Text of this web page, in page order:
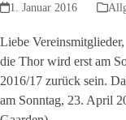
1. Januar 2016
Liebe Vereinsmitglieder,
die Thor wird erst am
2016/17 zurück sein.
am Sonntag, 23. April